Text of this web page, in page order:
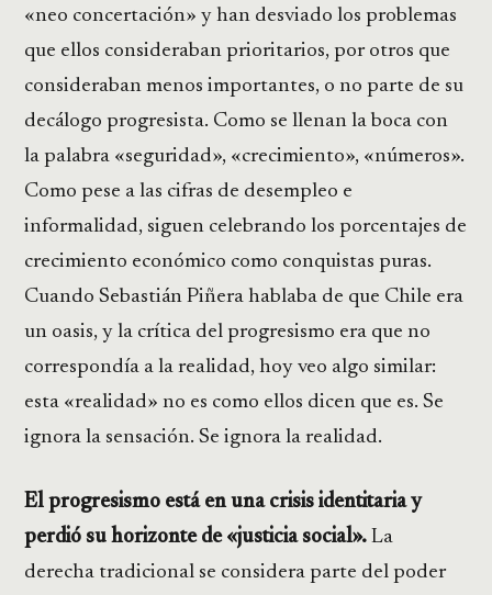
«neo concertación» y han desviado los problemas
que ellos consideraban prioritarios, por otros que
consideraban menos importantes, o no parte de su
decálogo progresista. Como se llenan la boca con
la palabra «seguridad», «crecimiento», «números».
Como pese a las cifras de desempleo e
informalidad, siguen celebrando los porcentajes de
crecimiento económico como conquistas puras.
Cuando Sebastián Piñera hablaba de que Chile era
un oasis, y la crítica del progresismo era que no
correspondía a la realidad, hoy veo algo similar:
esta «realidad» no es como ellos dicen que es. Se
ignora la sensación. Se ignora la realidad.
El progresismo está en una crisis identitaria y
perdió su horizonte de «justicia social». La
derecha tradicional se considera parte del poder